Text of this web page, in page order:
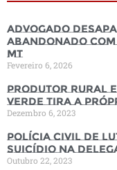
Advogado
abandonado
MT
Fevereiro 6, 2026
Produtor rural e
Verde tira a
Dezembro 6, 2023
Polícia Civil de
suicídio na
Outubro 22, 2023